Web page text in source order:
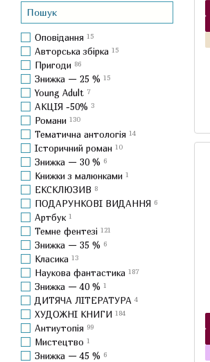
Оповідання 15
Авторська збірка 15
Пригоди 86
Знижка — 25 % 15
Young Adult 7
АКЦІЯ -50% 3
Романи 130
Тематична антологія 14
Історичний роман 10
Знижка — 30 % 6
Книжки з малюнками 1
ЕКСКЛЮЗИВ 8
ПОДАРУНКОВІ ВИДАННЯ 6
Артбук 1
Темне фентезі 121
Знижка — 35 % 6
Класика 13
Наукова фантастика 187
Знижка — 40 % 1
ДИТЯЧА ЛІТЕРАТУРА 4
ХУДОЖНІ КНИГИ 184
Антиутопія 99
Мистецтво 1
Знижка — 45 % 6